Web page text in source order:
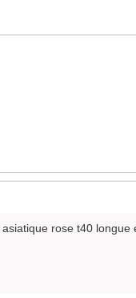
asiatique rose t40